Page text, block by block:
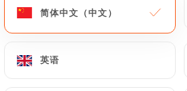
简体中文（中文）
英语
简体中文（中文）
英语